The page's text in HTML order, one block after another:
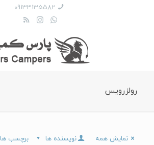
09133135582
رولزرویس
برچسب ها نویسنده ها نمایش همه